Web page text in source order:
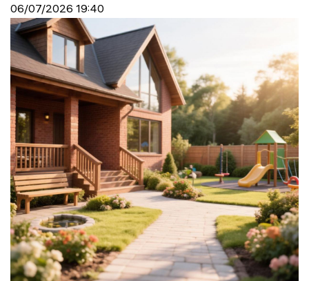
06/07/2026 19:40